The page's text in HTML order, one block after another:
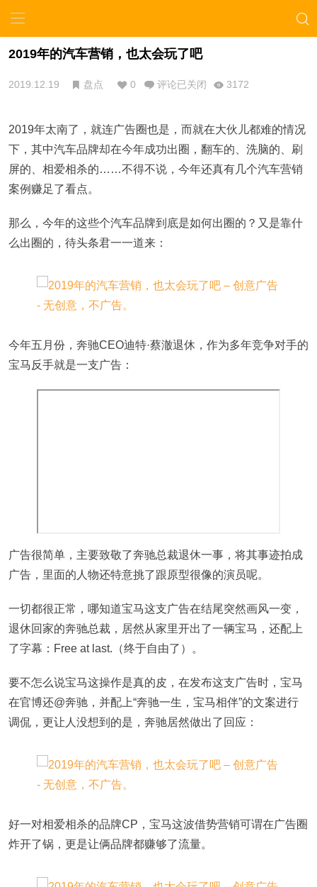
2019年的汽车营销，也太会玩了吧
2019.12.19 盘点 0 评论已关闭 3172
2019年太南了，就连广告圈也是，而就在大伙儿都难的情况
下，其中汽车品牌却在今年成功出圈，翻车的、洗脑的、刷
屏的、相爱相杀的……不得不说，今年还真有几个汽车营销
案例赚足了看点。
那么，今年的这些个汽车品牌到底是如何出圈的？又是靠什
么出圈的，待头条君一一道来：
今年五月份，奔驰CEO迪特·蔡澈退休，作为多年竞争对手的
宝马反手就是一支广告：
广告很简单，主要致敬了奔驰总裁退休一事，将其事迹拍成
广告，里面的人物还特意挑了跟原型很像的演员呢。
一切都很正常，哪知道宝马这支广告在结尾突然画风一变，
退休回家的奔驰总裁，居然从家里开出了一辆宝马，还配上
了字幕：Free at last.（终于自由了）。
要不怎么说宝马这操作是真的皮，在发布这支广告时，宝马
在官博还@奔驰，并配上“奔驰一生，宝马相伴”的文案进行
调侃，更让人没想到的是，奔驰居然做出了回应：
好一对相爱相杀的品牌CP，宝马这波借势营销可谓在广告圈
炸开了锅，更是让俩品牌都赚够了流量。